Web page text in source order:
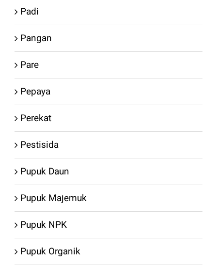
Padi
Pangan
Pare
Pepaya
Perekat
Pestisida
Pupuk Daun
Pupuk Majemuk
Pupuk NPK
Pupuk Organik